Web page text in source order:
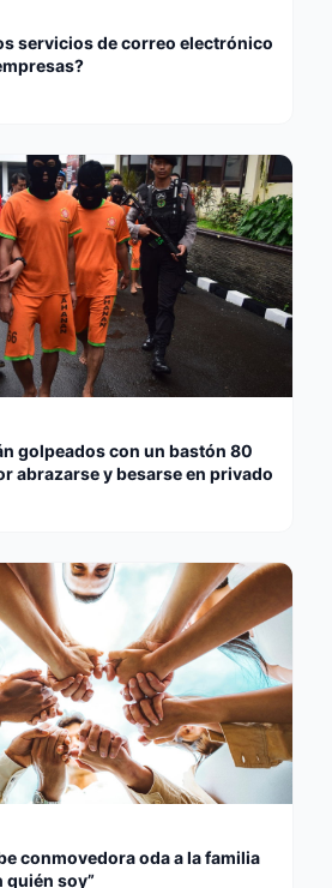
servicios de correo electrónico
golpeados con un bastón 80
abrazarse y besarse en privado
conmovedora oda a la familia
quién soy”